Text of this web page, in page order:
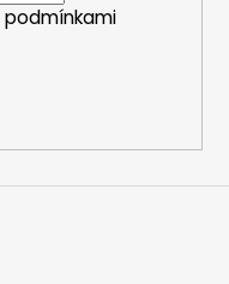
podmínkami